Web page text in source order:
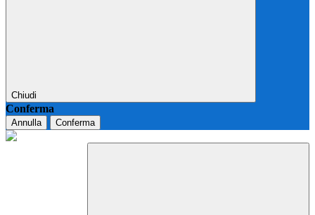
Chiudi
Conferma
Annulla Conferma